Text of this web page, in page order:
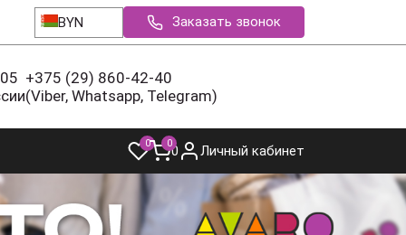
BYN Заказать звонок
+375 (29) 860-42-40
(Viber, Whatsapp, Telegram)
0 00 Личный кабинет